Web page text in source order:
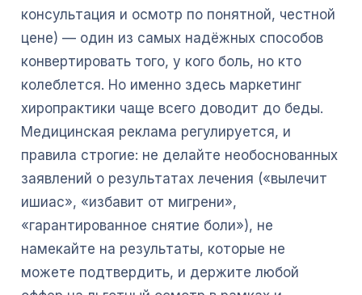
консультация и осмотр по понятной, честной
цене) — один из самых надёжных способов
конвертировать того, у кого боль, но кто
колеблется. Но именно здесь маркетинг
хиропрактики чаще всего доводит до беды.
Медицинская реклама регулируется, и
правила строгие: не делайте необоснованных
заявлений о результатах лечения («вылечит
ишиас», «избавит от мигрени»,
«гарантированное снятие боли»), не
намекайте на результаты, которые не
можете подтвердить, и держите любой